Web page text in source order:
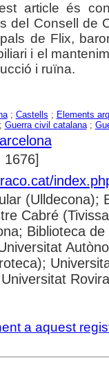
article és
del Consell de
de Flix,
i el
i ruïna.
; Castells ; Elements
; Guerra civil catalana;
1676]
(Ulldecona);
Cabré
Biblioteca
a aquest